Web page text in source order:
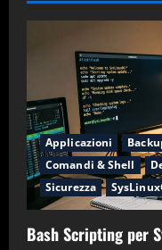
Applicazioni
Comandi & Shell
Sicurezza
Bash Scripting per